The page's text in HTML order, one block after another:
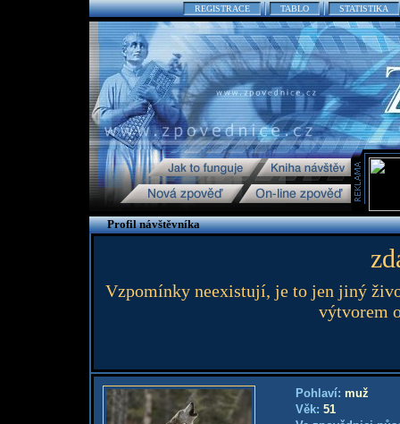
REGISTRACE TABLO STATISTIKA
Profil návštěvníka
Vzpomínky neexistují, je to jen jiný
výtvorem
Pohlaví: muž
Věk: 51